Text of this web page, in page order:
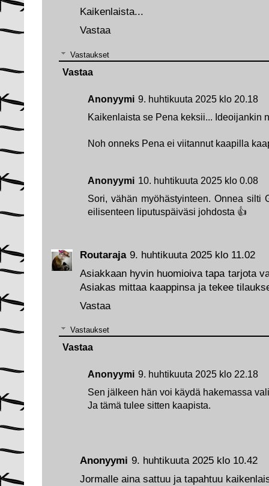
Anonyymi 9. huhtikuuta 2025 klo 10.42
Jormalle aina sattuu ja tapahtuu
Routaraja 9. huhtikuuta 2025 klo 11.02
Asiakkaan hyvin huomioiva tapa tarjota
Asiakas mittaa kaappinsa ja tekee
Vastaa
Vastaukset
Anonyymi 9. huhtikuuta 2025 klo 22.18
Sen jälkeen hän voi käydä hakemassa
Ja tämä tulee sitten kaapista.
Vastaa
Kaikenlaista...
Vastaa
Vastaukset
Anonyymi 9. huhtikuuta 2025 klo 20.18
Kaikenlaista se Pena keksii... Ideoijankin
Noh onneks Pena ei viitannut kaapilla
Anonyymi 10. huhtikuuta 2025 klo 0.08
Sori, vähän myöhästyinteen. Onnea silti
eilisenteen liputuspäiväsi johdosta 👍
Vastaa